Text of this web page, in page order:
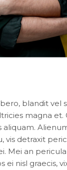
blandit vel
magna et.
aliquam.
vis detraxit
Mei an
ei nisl graecis,